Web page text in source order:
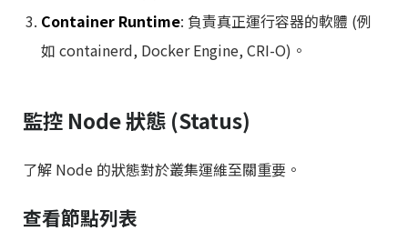
Container Runtime: 負責真正運行容器的軟體 (例
如 containerd, Docker Engine, CRI-O)。
監控 Node 狀態 (Status)
了解 Node 的狀態對於叢集運維至關重要。
查看節點列表